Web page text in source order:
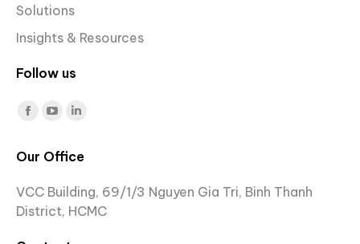
Solutions
Insights & Resources
Follow us
Find us on:
Facebook
opens
new
YouTube
opens
new
Linkedin
opens
in
new
Our Office
VCC Building, 69/1/3 Nguyen Gia Tri, Binh Thanh
District, HCMC